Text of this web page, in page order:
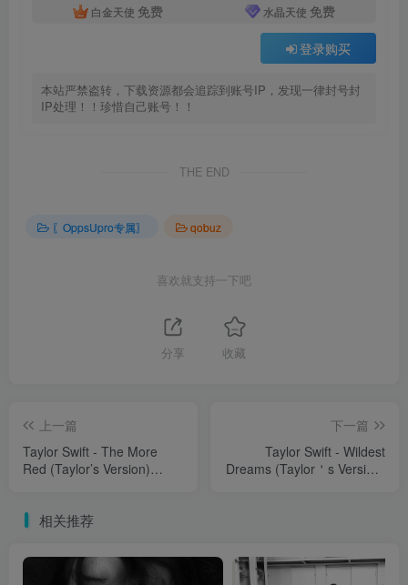
白金天使 免费 水晶天使 免费
登录购买
本站严禁盗转，下载资源都会追踪到账号IP，发现一律封号封
IP处理！！珍惜自己账号！！
THE END
〖OppsUpro专属〗 qobuz
喜欢就支持一下吧
分享 收藏
上一篇
Taylor Swift - The More
Red (Taylor’s Version)
下一篇
Taylor Swift - Wildest
Dreams (Taylor＇s Version)
相关推荐